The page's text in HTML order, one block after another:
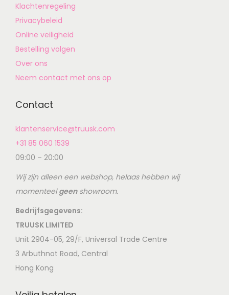
Klachtenregeling
Privacybeleid
Online veiligheid
Bestelling volgen
Over ons
Neem contact met ons op
Contact
klantenservice@truusk.com
+31 85 060 1539
09:00 – 20:00
Wij zijn alleen een webshop, helaas hebben wij
momenteelgeenshowroom.
Bedrijfsgegevens:
TRUUSK LIMITED
Unit 2904-05, 29/F, Universal Trade Centre
3 Arbuthnot Road, Central
Hong Kong